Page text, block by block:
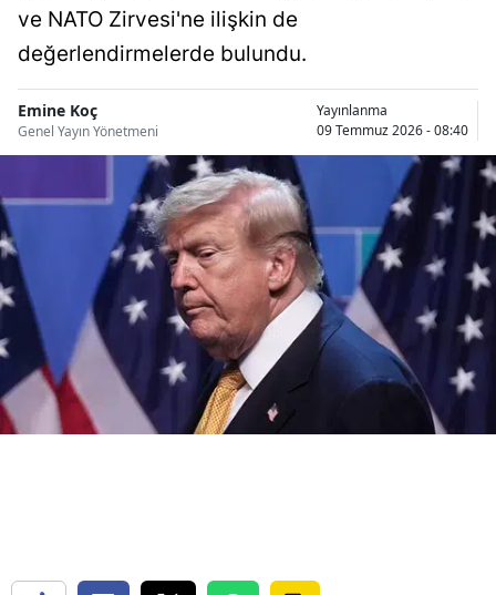
Bilecik
Bingöl
Bolu
Burdur
Bursa
Çanakkale
Çankırı
Çorum
Denizli
ve NATO Zirvesi'ne ilişkin de
değerlendirmelerde bulundu.
Emine Koç
Genel Yayın Yönetmeni
Yayınlanma
09 Temmuz 2026 - 08:40